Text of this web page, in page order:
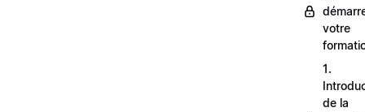
votre
1.
de la